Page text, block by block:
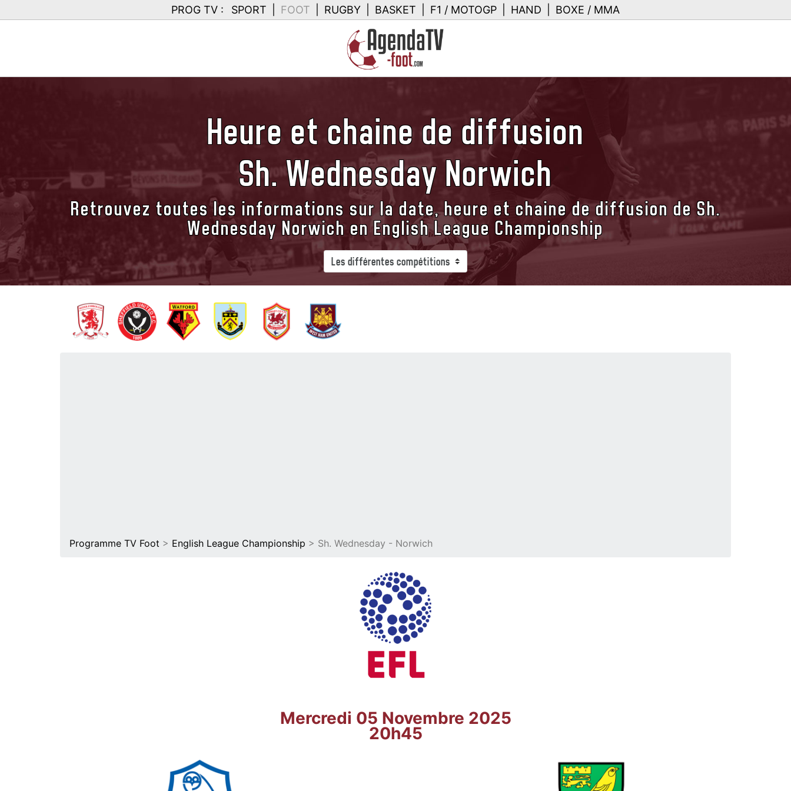
PROG TV : SPORT FOOT RUGBY BASKET F1 / MOTOGP HAND BOXE / MMA
Heure et chaine de diffusion
Sh. Wednesday Norwich
Retrouvez toutes les informations sur la date, heure et chaine de diffusion de Sh.
Wednesday Norwich en English League Championship
Programme TV Foot > English League Championship > Sh. Wednesday - Norwich
Mercredi 05 Novembre 2025
20h45